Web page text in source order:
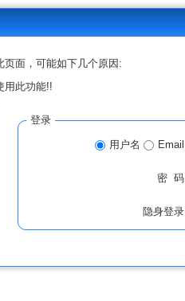
面，可能如下几个原因:
用此功能!!
登录
用户名 Email
密 码
隐身登录